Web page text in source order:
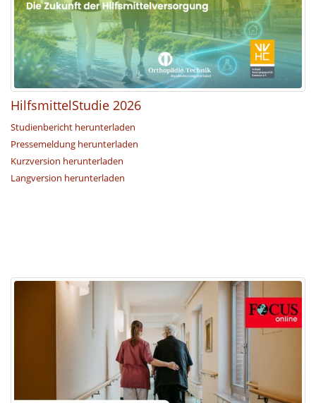
HilfsmittelStudie 2026
Studienbericht herunterladen
Pressemeldung herunterladen
Kurzversion herunterladen
Langversion herunterladen